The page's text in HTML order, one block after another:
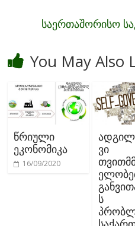
k
საერთაშორისო
You May Also
წრიული
ეკონომიკა
16/09/2020
ვი
ს